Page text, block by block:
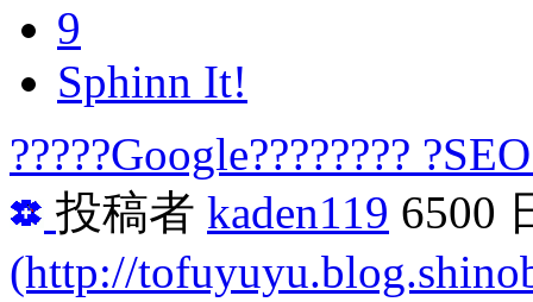
9
Sphinn It!
?????Google????????
投稿者 kaden119 6500
(http://